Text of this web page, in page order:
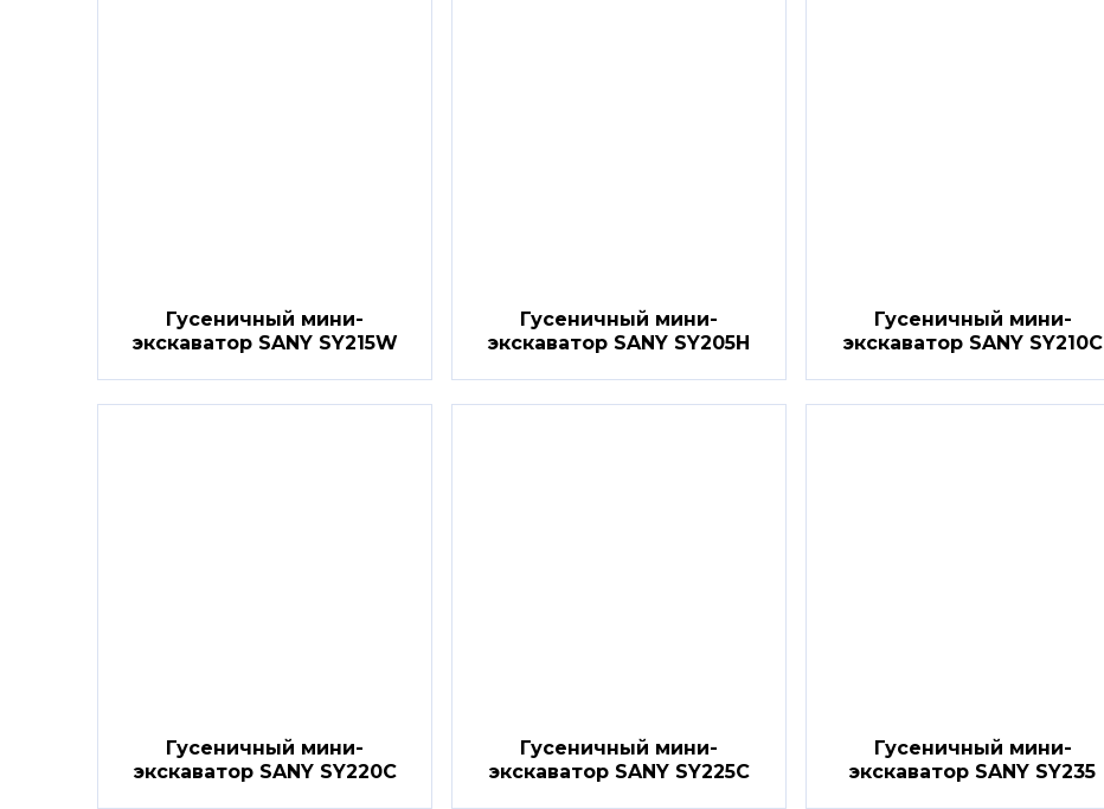
Гусеничный мини-
экскаватор SANY SY215W
Гусеничный мини-
экскаватор SANY SY205H
Гусеничный мини-
экскаватор SANY SY210C
Гусеничный мини-
экскаватор SANY SY220C
Гусеничный мини-
экскаватор SANY SY225C
Гусеничный мини-
экскаватор SANY SY235